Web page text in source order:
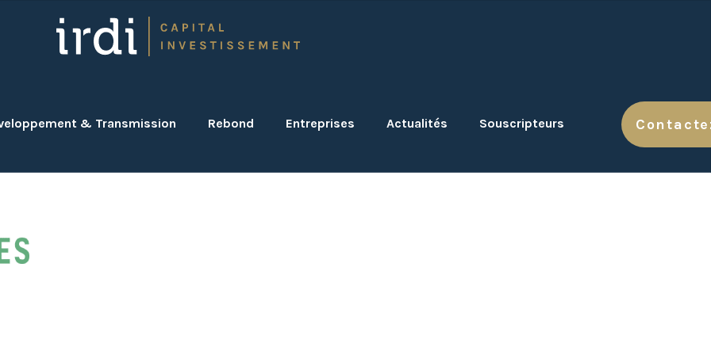
& Transmission Rebond Entreprises Actualités Souscripteurs